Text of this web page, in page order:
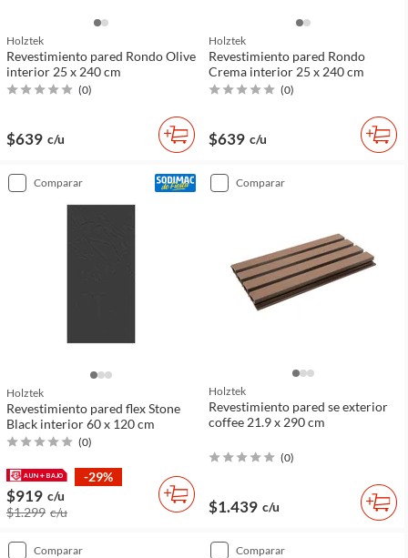
Holztek
Revestimiento pared Rondo Olive
interior 25 x 240 cm
(0)
$639 c/u
Holztek
Revestimiento pared Rondo
Crema interior 25 x 240 cm
(0)
$639 c/u
comparar
Holztek
Revestimiento pared flex Stone
Black interior 60 x 120 cm
(0)
-29%
$919 c/u
$1.299 c/u
comparar
Holztek
Revestimiento pared se exterior
coffee 21.9 x 290 cm
(0)
$1.439 c/u
comparar comparar